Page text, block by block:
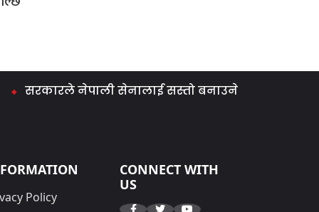
सरकारले नेपाली सेनालाई सस्तो बनाउने काम गर्‍यो : मिराज
Policy
CONNECT WITH
US